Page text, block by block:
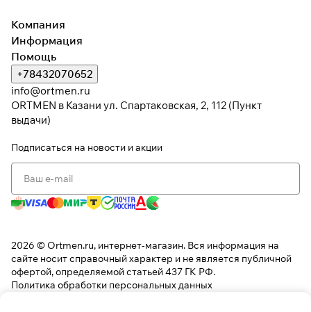
Компания
Информация
Помощь
+78432070652
info@ortmen.ru
ORTMEN в Казани ул. Спартаковская, 2, 112 (Пункт
выдачи)
Подписаться на новости и акции
2026 © Ortmen.ru, интернет-магазин. Вся информация на
сайте носит справочный характер и не является публичной
офертой, определяемой статьей 437 ГК РФ.
Политика обработки персональных данных